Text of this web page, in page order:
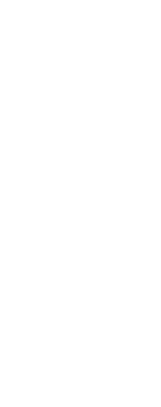
mediante
técnico
MT4 y MT5
diferencias
una